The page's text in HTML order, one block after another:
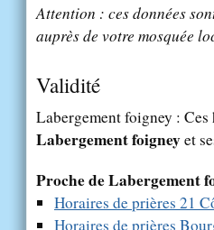
Attention : ces données
auprès de votre mosquée
Validité
Labergement foigney :
Labergement foigneyet
Proche de Labergement
Horaires de prières 21
Horaires de prières